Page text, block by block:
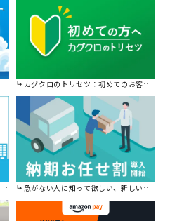
カグクロのトリセツ：初めてのお客様はこちら。
急がない人に知って欲しい、新しい割引を始めました。